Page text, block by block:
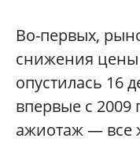
Во-первых,
снижения
опустилась 16
впервые с 2009
ажиотаж — все